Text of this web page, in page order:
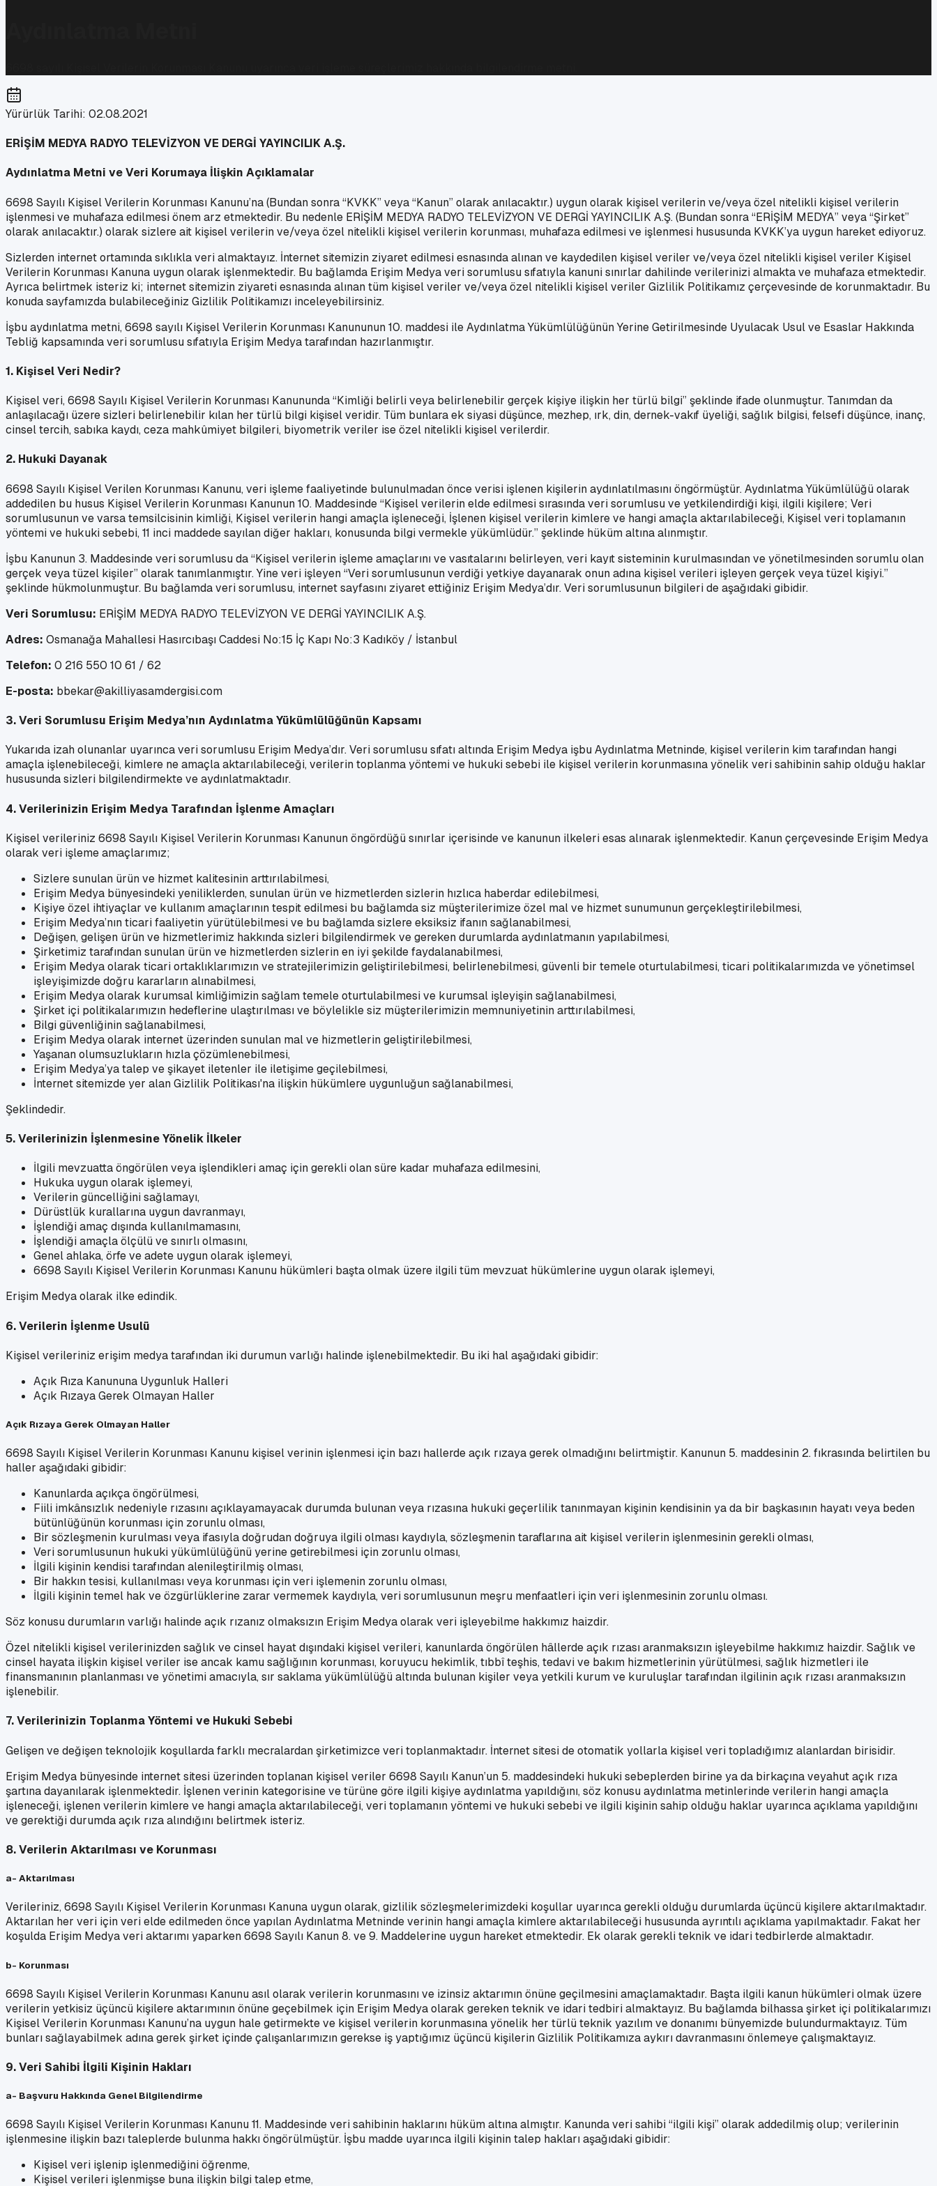
Yürürlük Tarihi: 02.08.2021
ERİŞİM MEDYA RADYO TELEVİZYON VE DERGİ YAYINCILIK A.Ş.
Aydınlatma Metni ve Veri Korumaya İlişkin Açıklamalar
6698 Sayılı Kişisel Verilerin Korunması Kanunu’na (Bundan sonra “KVKK” veya “Kanun” olarak anılacaktır.) uygun olarak kişisel verilerin ve/veya özel nitelikli kişisel verilerin
işlenmesi ve muhafaza edilmesi önem arz etmektedir. Bu nedenle ERİŞİM MEDYA RADYO TELEVİZYON VE DERGİ YAYINCILIK A.Ş. (Bundan sonra “ERİŞİM MEDYA” veya “Şirket”
olarak anılacaktır.) olarak sizlere ait kişisel verilerin ve/veya özel nitelikli kişisel verilerin korunması, muhafaza edilmesi ve işlenmesi hususunda KVKK’ya uygun hareket ediyoruz.
Sizlerden internet ortamında sıklıkla veri almaktayız. İnternet sitemizin ziyaret edilmesi esnasında alınan ve kaydedilen kişisel veriler ve/veya özel nitelikli kişisel veriler Kişisel
Verilerin Korunması Kanuna uygun olarak işlenmektedir. Bu bağlamda Erişim Medya veri sorumlusu sıfatıyla kanuni sınırlar dahilinde verilerinizi almakta ve muhafaza etmektedir.
Ayrıca belirtmek isteriz ki; internet sitemizin ziyareti esnasında alınan tüm kişisel veriler ve/veya özel nitelikli kişisel veriler Gizlilik Politikamız çerçevesinde de korunmaktadır. Bu
konuda sayfamızda bulabileceğiniz Gizlilik Politikamızı inceleyebilirsiniz.
İşbu aydınlatma metni, 6698 sayılı Kişisel Verilerin Korunması Kanununun 10. maddesi ile Aydınlatma Yükümlülüğünün Yerine Getirilmesinde Uyulacak Usul ve Esaslar Hakkında
Tebliğ kapsamında veri sorumlusu sıfatıyla Erişim Medya tarafından hazırlanmıştır.
1. Kişisel Veri Nedir?
Kişisel veri, 6698 Sayılı Kişisel Verilerin Korunması Kanununda “Kimliği belirli veya belirlenebilir gerçek kişiye ilişkin her türlü bilgi” şeklinde ifade olunmuştur. Tanımdan da
anlaşılacağı üzere sizleri belirlenebilir kılan her türlü bilgi kişisel veridir. Tüm bunlara ek siyasi düşünce, mezhep, ırk, din, dernek-vakıf üyeliği, sağlık bilgisi, felsefi düşünce, inanç,
cinsel tercih, sabıka kaydı, ceza mahkûmiyet bilgileri, biyometrik veriler ise özel nitelikli kişisel verilerdir.
2. Hukuki Dayanak
6698 Sayılı Kişisel Verilen Korunması Kanunu, veri işleme faaliyetinde bulunulmadan önce verisi işlenen kişilerin aydınlatılmasını öngörmüştür. Aydınlatma Yükümlülüğü olarak
addedilen bu husus Kişisel Verilerin Korunması Kanunun 10. Maddesinde “Kişisel verilerin elde edilmesi sırasında veri sorumlusu ve yetkilendirdiği kişi, ilgili kişilere; Veri
sorumlusunun ve varsa temsilcisinin kimliği, Kişisel verilerin hangi amaçla işleneceği, İşlenen kişisel verilerin kimlere ve hangi amaçla aktarılabileceği, Kişisel veri toplamanın
yöntemi ve hukuki sebebi, 11 inci maddede sayılan diğer hakları, konusunda bilgi vermekle yükümlüdür.” şeklinde hüküm altına alınmıştır.
İşbu Kanunun 3. Maddesinde veri sorumlusu da “Kişisel verilerin işleme amaçlarını ve vasıtalarını belirleyen, veri kayıt sisteminin kurulmasından ve yönetilmesinden sorumlu olan
gerçek veya tüzel kişiler” olarak tanımlanmıştır. Yine veri işleyen “Veri sorumlusunun verdiği yetkiye dayanarak onun adına kişisel verileri işleyen gerçek veya tüzel kişiyi.”
şeklinde hükmolunmuştur. Bu bağlamda veri sorumlusu, internet sayfasını ziyaret ettiğiniz Erişim Medya’dır. Veri sorumlusunun bilgileri de aşağıdaki gibidir.
Veri Sorumlusu: ERİŞİM MEDYA RADYO TELEVİZYON VE DERGİ YAYINCILIK A.Ş.
Adres: Osmanağa Mahallesi Hasırcıbaşı Caddesi No:15 İç Kapı No:3 Kadıköy / İstanbul
Telefon: 0 216 550 10 61 / 62
E-posta: bbekar@akilliyasamdergisi.com
3. Veri Sorumlusu Erişim Medya’nın Aydınlatma Yükümlülüğünün Kapsamı
Yukarıda izah olunanlar uyarınca veri sorumlusu Erişim Medya’dır. Veri sorumlusu sıfatı altında Erişim Medya işbu Aydınlatma Metninde, kişisel verilerin kim tarafından hangi
amaçla işlenebileceği, kimlere ne amaçla aktarılabileceği, verilerin toplanma yöntemi ve hukuki sebebi ile kişisel verilerin korunmasına yönelik veri sahibinin sahip olduğu haklar
hususunda sizleri bilgilendirmekte ve aydınlatmaktadır.
4. Verilerinizin Erişim Medya Tarafından İşlenme Amaçları
Kişisel verileriniz 6698 Sayılı Kişisel Verilerin Korunması Kanunun öngördüğü sınırlar içerisinde ve kanunun ilkeleri esas alınarak işlenmektedir. Kanun çerçevesinde Erişim Medya
olarak veri işleme amaçlarımız;
Sizlere sunulan ürün ve hizmet kalitesinin arttırılabilmesi,
Erişim Medya bünyesindeki yeniliklerden, sunulan ürün ve hizmetlerden sizlerin hızlıca haberdar edilebilmesi,
Kişiye özel ihtiyaçlar ve kullanım amaçlarının tespit edilmesi bu bağlamda siz müşterilerimize özel mal ve hizmet sunumunun gerçekleştirilebilmesi,
Erişim Medya’nın ticari faaliyetin yürütülebilmesi ve bu bağlamda sizlere eksiksiz ifanın sağlanabilmesi,
Değişen, gelişen ürün ve hizmetlerimiz hakkında sizleri bilgilendirmek ve gereken durumlarda aydınlatmanın yapılabilmesi,
Şirketimiz tarafından sunulan ürün ve hizmetlerden sizlerin en iyi şekilde faydalanabilmesi,
Erişim Medya olarak ticari ortaklıklarımızın ve stratejilerimizin geliştirilebilmesi, belirlenebilmesi, güvenli bir temele oturtulabilmesi, ticari politikalarımızda ve yönetimsel
işleyişimizde doğru kararların alınabilmesi,
Erişim Medya olarak kurumsal kimliğimizin sağlam temele oturtulabilmesi ve kurumsal işleyişin sağlanabilmesi,
Şirket içi politikalarımızın hedeflerine ulaştırılması ve böylelikle siz müşterilerimizin memnuniyetinin arttırılabilmesi,
Bilgi güvenliğinin sağlanabilmesi,
Erişim Medya olarak internet üzerinden sunulan mal ve hizmetlerin geliştirilebilmesi,
Yaşanan olumsuzlukların hızla çözümlenebilmesi,
Erişim Medya’ya talep ve şikayet iletenler ile iletişime geçilebilmesi,
İnternet sitemizde yer alan Gizlilik Politikası'na ilişkin hükümlere uygunluğun sağlanabilmesi,
Şeklindedir.
5. Verilerinizin İşlenmesine Yönelik İlkeler
İlgili mevzuatta öngörülen veya işlendikleri amaç için gerekli olan süre kadar muhafaza edilmesini,
Hukuka uygun olarak işlemeyi,
Verilerin güncelliğini sağlamayı,
Dürüstlük kurallarına uygun davranmayı,
İşlendiği amaç dışında kullanılmamasını,
İşlendiği amaçla ölçülü ve sınırlı olmasını,
Genel ahlaka, örfe ve adete uygun olarak işlemeyi,
6698 Sayılı Kişisel Verilerin Korunması Kanunu hükümleri başta olmak üzere ilgili tüm mevzuat hükümlerine uygun olarak işlemeyi,
Erişim Medya olarak ilke edindik.
6. Verilerin İşlenme Usulü
Kişisel verileriniz erişim medya tarafından iki durumun varlığı halinde işlenebilmektedir. Bu iki hal aşağıdaki gibidir:
Açık Rıza Kanununa Uygunluk Halleri
Açık Rızaya Gerek Olmayan Haller
Açık Rızaya Gerek Olmayan Haller
6698 Sayılı Kişisel Verilerin Korunması Kanunu kişisel verinin işlenmesi için bazı hallerde açık rızaya gerek olmadığını belirtmiştir. Kanunun 5. maddesinin 2. fıkrasında belirtilen bu
haller aşağıdaki gibidir:
Kanunlarda açıkça öngörülmesi,
Fiili imkânsızlık nedeniyle rızasını açıklayamayacak durumda bulunan veya rızasına hukuki geçerlilik tanınmayan kişinin kendisinin ya da bir başkasının hayatı veya beden
bütünlüğünün korunması için zorunlu olması,
Bir sözleşmenin kurulması veya ifasıyla doğrudan doğruya ilgili olması kaydıyla, sözleşmenin taraflarına ait kişisel verilerin işlenmesinin gerekli olması,
Veri sorumlusunun hukuki yükümlülüğünü yerine getirebilmesi için zorunlu olması,
İlgili kişinin kendisi tarafından alenileştirilmiş olması,
Bir hakkın tesisi, kullanılması veya korunması için veri işlemenin zorunlu olması,
İlgili kişinin temel hak ve özgürlüklerine zarar vermemek kaydıyla, veri sorumlusunun meşru menfaatleri için veri işlenmesinin zorunlu olması.
Söz konusu durumların varlığı halinde açık rızanız olmaksızın Erişim Medya olarak veri işleyebilme hakkımız haizdir.
Özel nitelikli kişisel verilerinizden sağlık ve cinsel hayat dışındaki kişisel verileri, kanunlarda öngörülen hâllerde açık rızası aranmaksızın işleyebilme hakkımız haizdir. Sağlık ve
cinsel hayata ilişkin kişisel veriler ise ancak kamu sağlığının korunması, koruyucu hekimlik, tıbbî teşhis, tedavi ve bakım hizmetlerinin yürütülmesi, sağlık hizmetleri ile
finansmanının planlanması ve yönetimi amacıyla, sır saklama yükümlülüğü altında bulunan kişiler veya yetkili kurum ve kuruluşlar tarafından ilgilinin açık rızası aranmaksızın
işlenebilir.
7. Verilerinizin Toplanma Yöntemi ve Hukuki Sebebi
Gelişen ve değişen teknolojik koşullarda farklı mecralardan şirketimizce veri toplanmaktadır. İnternet sitesi de otomatik yollarla kişisel veri topladığımız alanlardan birisidir.
Erişim Medya bünyesinde internet sitesi üzerinden toplanan kişisel veriler 6698 Sayılı Kanun’un 5. maddesindeki hukuki sebeplerden birine ya da birkaçına veyahut açık rıza
şartına dayanılarak işlenmektedir. İşlenen verinin kategorisine ve türüne göre ilgili kişiye aydınlatma yapıldığını, söz konusu aydınlatma metinlerinde verilerin hangi amaçla
işleneceği, işlenen verilerin kimlere ve hangi amaçla aktarılabileceği, veri toplamanın yöntemi ve hukuki sebebi ve ilgili kişinin sahip olduğu haklar uyarınca açıklama yapıldığını
ve gerektiği durumda açık rıza alındığını belirtmek isteriz.
8. Verilerin Aktarılması ve Korunması
a- Aktarılması
Verileriniz, 6698 Sayılı Kişisel Verilerin Korunması Kanuna uygun olarak, gizlilik sözleşmelerimizdeki koşullar uyarınca gerekli olduğu durumlarda üçüncü kişilere aktarılmaktadır.
Aktarılan her veri için veri elde edilmeden önce yapılan Aydınlatma Metninde verinin hangi amaçla kimlere aktarılabileceği hususunda ayrıntılı açıklama yapılmaktadır. Fakat her
koşulda Erişim Medya veri aktarımı yaparken 6698 Sayılı Kanun 8. ve 9. Maddelerine uygun hareket etmektedir. Ek olarak gerekli teknik ve idari tedbirlerde almaktadır.
b- Korunması
6698 Sayılı Kişisel Verilerin Korunması Kanunu asıl olarak verilerin korunmasını ve izinsiz aktarımın önüne geçilmesini amaçlamaktadır. Başta ilgili kanun hükümleri olmak üzere
verilerin yetkisiz üçüncü kişilere aktarımının önüne geçebilmek için Erişim Medya olarak gereken teknik ve idari tedbiri almaktayız. Bu bağlamda bilhassa şirket içi politikalarımızı
Kişisel Verilerin Korunması Kanunu’na uygun hale getirmekte ve kişisel verilerin korunmasına yönelik her türlü teknik yazılım ve donanımı bünyemizde bulundurmaktayız. Tüm
bunları sağlayabilmek adına gerek şirket içinde çalışanlarımızın gerekse iş yaptığımız üçüncü kişilerin Gizlilik Politikamıza aykırı davranmasını önlemeye çalışmaktayız.
9. Veri Sahibi İlgili Kişinin Hakları
a- Başvuru Hakkında Genel Bilgilendirme
6698 Sayılı Kişisel Verilerin Korunması Kanunu 11. Maddesinde veri sahibinin haklarını hüküm altına almıştır. Kanunda veri sahibi “ilgili kişi” olarak addedilmiş olup; verilerinin
işlenmesine ilişkin bazı taleplerde bulunma hakkı öngörülmüştür. İşbu madde uyarınca ilgili kişinin talep hakları aşağıdaki gibidir:
Kişisel veri işlenip işlenmediğini öğrenme,
Kişisel verileri işlenmişse buna ilişkin bilgi talep etme,